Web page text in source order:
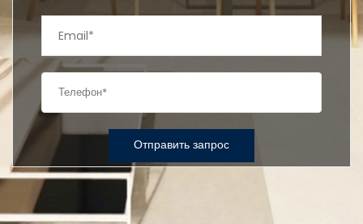
Отправить запрос